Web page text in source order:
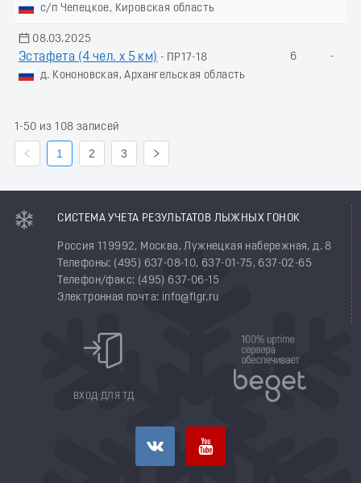
с/п Чепецкое, Кировская область
08.03.2025
Эстафета (4 чел. х 5 км) - ПР17-18
д. Кононовская, Архангельская область
6 -
1-50 из 108 записей
1 2 3
СИСТЕМА УЧЕТА РЕЗУЛЬТАТОВ ЛЫЖНЫХ ГОНОК
Россия 119992, Москва, Лужнецкая набережная, д. 8
Телефоны: (495) 637-08-10, 637-01-75, 637-02-65
Телефон/факс: (495) 637-06-15
Электронная почта: info@flgr.ru
ВХОД ДЛЯ ТД